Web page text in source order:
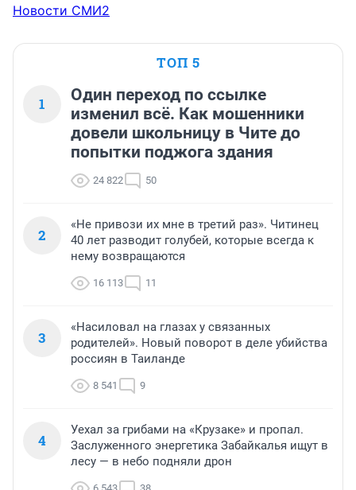
Новости СМИ2
ТОП 5
1
Один переход по ссылке
изменил всё. Как мошенники
довели школьницу в Чите до
попытки поджога здания
24 822 50
2
«Не привози их мне в третий раз». Читинец
40 лет разводит голубей, которые всегда к
нему возвращаются
16 113 11
3
«Насиловал на глазах у связанных
родителей». Новый поворот в деле убийства
россиян в Таиланде
8 541 9
4
Уехал за грибами на «Крузаке» и пропал.
Заслуженного энергетика Забайкалья ищут в
лесу — в небо подняли дрон